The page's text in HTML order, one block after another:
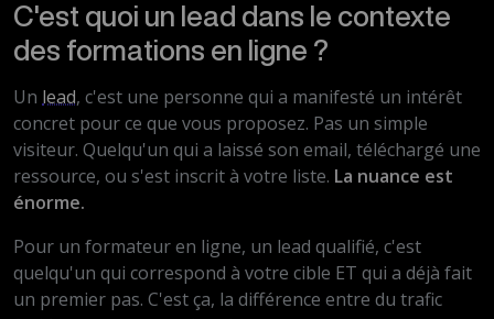
C'est quoi un lead dans le contexte
des formations en ligne ?
Un lead, c'est une personne qui a manifesté un intérêt
concret pour ce que vous proposez. Pas un simple
visiteur. Quelqu'un qui a laissé son email, téléchargé une
ressource, ou s'est inscrit à votre liste. La nuance est
énorme.
Pour un formateur en ligne, un lead qualifié, c'est
quelqu'un qui correspond à votre cible ET qui a déjà fait
un premier pas. C'est ça, la différence entre du trafic